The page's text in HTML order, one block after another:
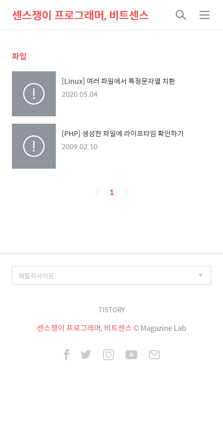
센스쟁이 프로그래머, 비트센스
검
색
메
뉴
파일
[Linux] 여러 파일에서 특정문자열 치환
2020.05.04
[PHP] 생성한 파일에 라이프타임 확인하기
2009.02.10
페
1
TISTORY
센스쟁이 프로그래머, 비트센스© Magazine Lab